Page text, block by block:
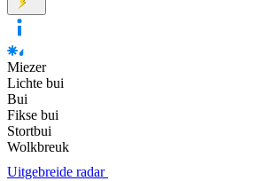
Miezer
Lichte bui
Bui
Fikse bui
Stortbui
Wolkbreuk
Uitgebreide radar